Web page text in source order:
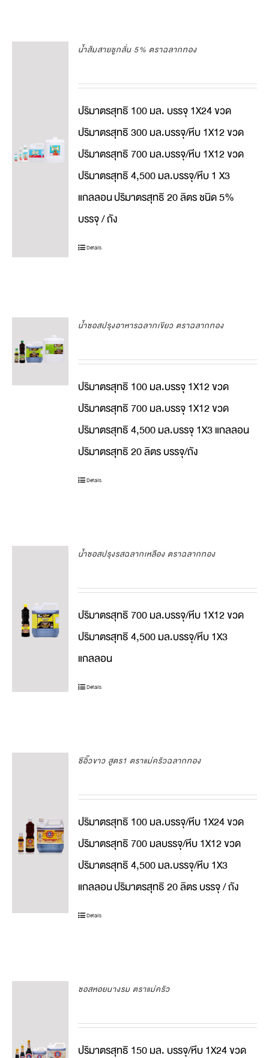
น้ำส้มสายชูกลั่น 5% ตราฉลากทอง
ปริมาตรสุทธิ 100 มล. บรรจุ 1X24 ขวด
ปริมาตรสุทธิ 300 มล.บรรจุ/หีบ 1X12 ขวด
ปริมาตรสุทธิ 700 มล.บรรจุ/หีบ 1X12 ขวด
ปริมาตรสุทธิ 4,500 มล.บรรจุ/หีบ 1 X3
แกลลอนปริมาตรสุทธิ 20 ลิตร ชนิด 5%
บรรจุ / ถัง
Details
น้ำซอสปรุงอาหารฉลากเขียว ตราฉลากทอง
ปริมาตรสุทธิ 100 มล.บรรจุ 1X12 ขวด
ปริมาตรสุทธิ 700 มล.บรรจุ 1X12 ขวด
ปริมาตรสุทธิ 4,500 มล.บรรจุ 1X3 แกลลอน
ปริมาตรสุทธิ 20 ลิตร บรรจุ/ถัง
Details
น้ำซอสปรุงรสฉลากเหลือง ตราฉลากทอง
ปริมาตรสุทธิ 700 มล.บรรจุ/หีบ 1X12 ขวด
ปริมาตรสุทธิ 4,500 มล.บรรจุ/หีบ 1X3
แกลลอน
Details
ซีอิ๊วขาว สูตร1 ตราแม่ครัวฉลากทอง
ปริมาตรสุทธิ 100 มล.บรรจุ/หีบ 1X24 ขวด
ปริมาตรสุทธิ 700 มลบรรจุ/หีบ 1X12 ขวด
ปริมาตรสุทธิ 4,500 มล.บรรจุ/หีบ 1X3
แกลลอนปริมาตรสุทธิ 20 ลิตร บรรจุ / ถัง
Details
ซอสหอยนางรม ตราแม่ครัว
ปริมาตรสุทธิ 150 มล. บรรจุ/หีบ 1X24 ขวด